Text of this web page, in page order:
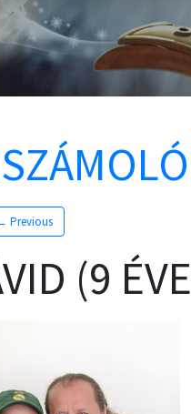
Previous
(9